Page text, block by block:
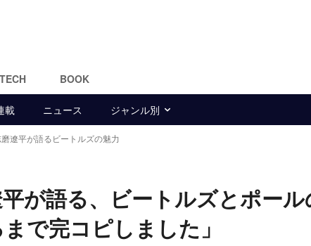
TECH BOOK
載 ニュース ジャンル別
遼平が語るビートルズの魅力
が語る、ビートルズとポー
で完コピしました」